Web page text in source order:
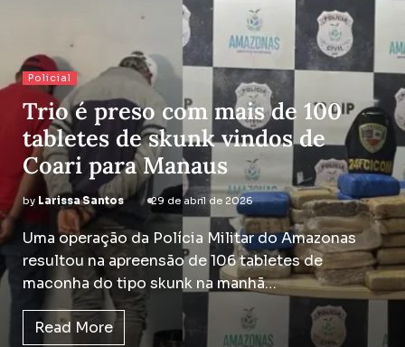
Policial
Trio é preso com mais de 100
tabletes de skunk vindos de
Coari para Manaus
by Larissa Santos 29 de abril de 2026
Uma operação da Polícia Militar do Amazonas
resultou na apreensão de 106 tabletes de
maconha do tipo skunk na manhã…
Read More